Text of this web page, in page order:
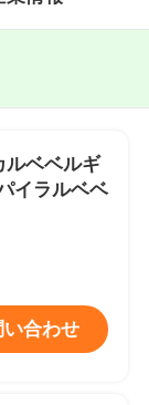
ルベベルギ
イラルベベ
い合わせ